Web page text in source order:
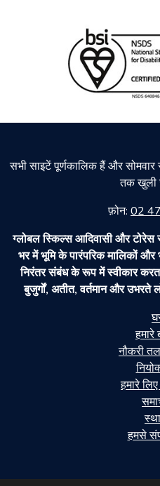
सभी साइटें पूर्णकालिक हैं और
तक खुली
फ़ोन: 02
ग्लोबल स्किल्स आदिवासी और
भर में भूमि के पारंपरिक मालिकों
निरंतर संबंध के रूप में स्वीकार
बुजुर्गों, अतीत, वर्तमान और उभरते
हमारे
नौकरी
हमारे
हमसे